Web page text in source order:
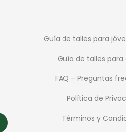
Guía de talles para
Guía de talles para
FAQ – Preguntas
Política de
Términos y